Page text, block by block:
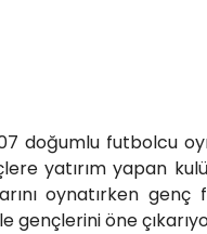
doğumlu futbolcu
yatırım yapan
oynatırken
gençlerini öne